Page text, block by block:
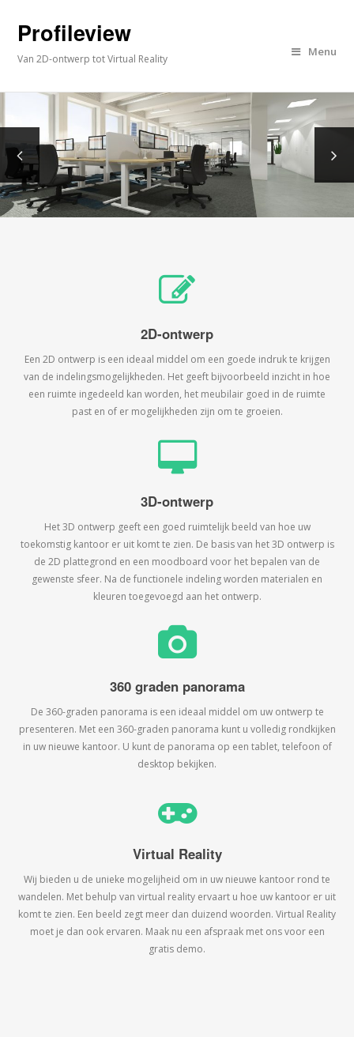
Profileview
Van 2D-ontwerp tot Virtual Reality
Menu
2D-ontwerp
Een 2D ontwerp is een ideaal middel om een goede indruk te krijgen
van de indelingsmogelijkheden. Het geeft bijvoorbeeld inzicht in hoe
een ruimte ingedeeld kan worden, het meubilair goed in de ruimte
past en of er mogelijkheden zijn om te groeien.
3D-ontwerp
Het 3D ontwerp geeft een goed ruimtelijk beeld van hoe uw
toekomstig kantoor er uit komt te zien. De basis van het 3D ontwerp is
de 2D plattegrond en een moodboard voor het bepalen van de
gewenste sfeer. Na de functionele indeling worden materialen en
kleuren toegevoegd aan het ontwerp.
360 graden panorama
De 360-graden panorama is een ideaal middel om uw ontwerp te
presenteren. Met een 360-graden panorama kunt u volledig rondkijken
in uw nieuwe kantoor. U kunt de panorama op een tablet, telefoon of
desktop bekijken.
Virtual Reality
Wij bieden u de unieke mogelijheid om in uw nieuwe kantoor rond te
wandelen. Met behulp van virtual reality ervaart u hoe uw kantoor er uit
komt te zien. Een beeld zegt meer dan duizend woorden. Virtual Reality
moet je dan ook ervaren. Maak nu een afspraak met ons voor een
gratis demo.